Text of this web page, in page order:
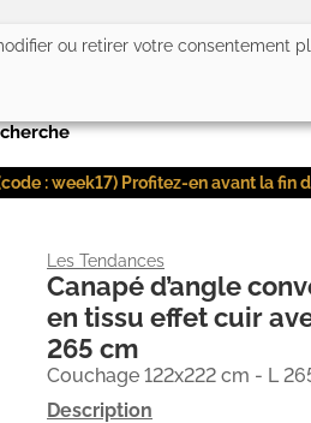
: week17) Profitez-en avant la fin
Les Tendances
Canapé d’angle
en tissu effet cuir
265 cm
Couchage 122x222 cm - L
Description
ou retirer votre consentement